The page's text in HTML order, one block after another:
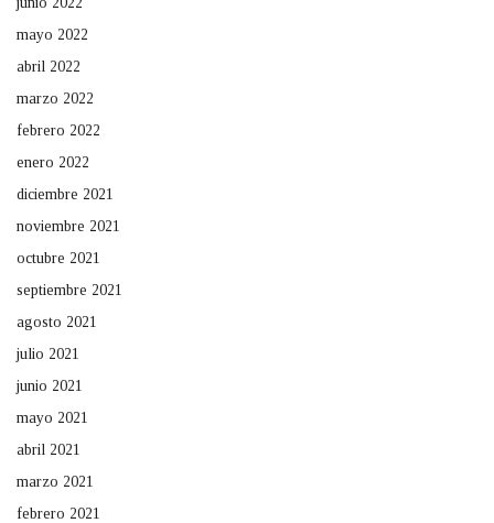
mayo 2022
abril 2022
marzo 2022
febrero 2022
enero 2022
diciembre 2021
noviembre 2021
octubre 2021
septiembre 2021
agosto 2021
julio 2021
junio 2021
mayo 2021
abril 2021
marzo 2021
febrero 2021